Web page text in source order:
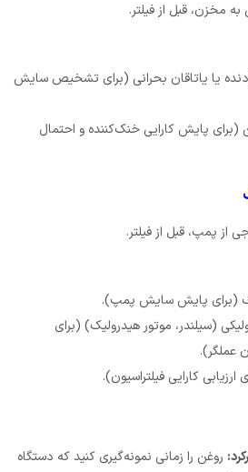
مخزن، قبل از فیلتر.
یا یاتاقان بحرانی (برای تشخیص سایش
(برای پایش کارایی خنک‌کننده و احتمال
پمپ، قبل از فیلتر.
(برای پایش سایش پمپ).
(سیلندر، موتور هیدرولیک) (برای
ارزیابی کارایی فیلتراسیون).
روغن را زمانی نمونه‌گیری کنید که دستگاه